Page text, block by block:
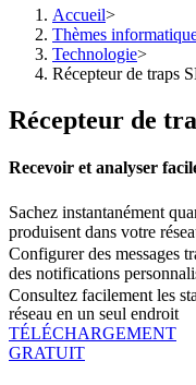
Accueil>
Thèmes
Technologie>
Récepteur de traps
Récepteur de
Recevoir et analyser
Sachez instantanément
produisent dans votre
Configurer des messages
des notifications
Consultez facilement les
réseau en un seul endroit
TÉLÉCHARGEMENT
GRATUIT